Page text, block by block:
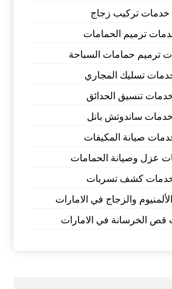
خدمات تركيب زجاج
ترميم الحمامات
ترميم حمامات السباحة
تسليك المجاري
تنسيق الحدائق
خدمات ساندوتش بانل
صيانة المكيفات
عزل وصيانة الحمامات
كشف تسربات
والزجاج في الامارات
الخرسانة في الامارات